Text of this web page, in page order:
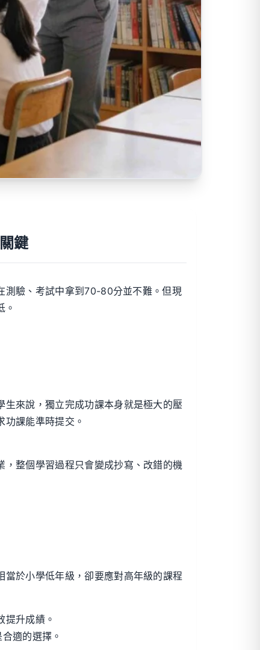
鍵
測驗、考試中拿到70-80分並不難。但現
。
來說，獨立完成功課本身就是極大的壓
課能準時提交。
，整個學習過程只會變成抄寫、改錯的機
於小學低年級，卻要應對高年級的課程
提升成績。
適的選擇。